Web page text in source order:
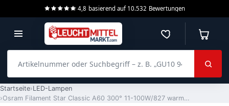
4,8 basierend auf 10.532 Bewertungen
Merkzettel
Startseite LED-Lampen
Osram Filament Star Classic A60 300° 11-100W/827 warmweiß 1521lm E27 220-240V